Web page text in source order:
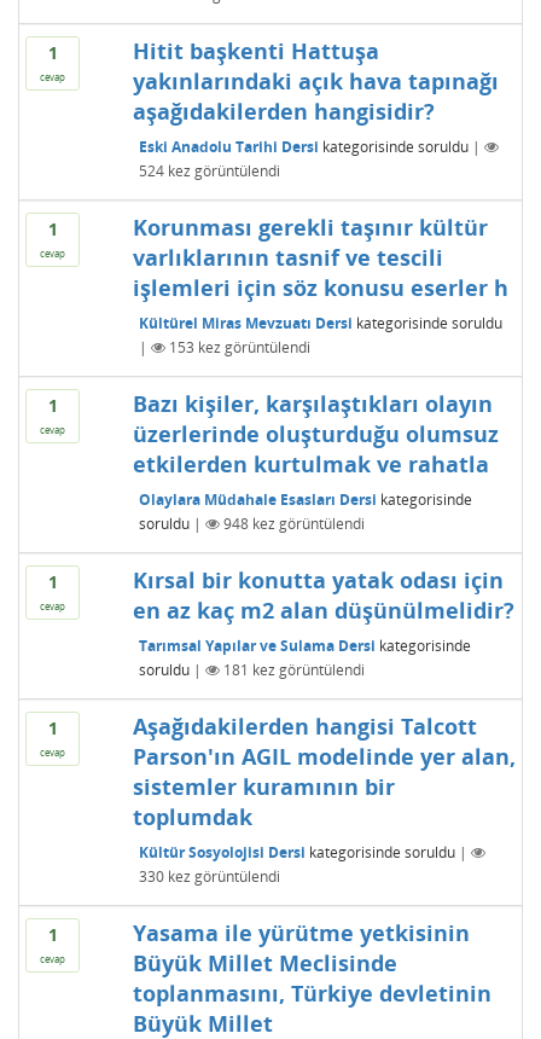
1
cevap
Hitit başkenti Hattuşa
yakınlarındaki açık hava tapınağı
aşağıdakilerden hangisidir?
Eski Anadolu Tarihi Dersi kategorisinde soruldu |
524kez görüntülendi
1
cevap
Korunması gerekli taşınır kültür
varlıklarının tasnif ve tescili
işlemleri için söz konusu eserler h
Kültürel Miras Mevzuatı Dersi kategorisinde soruldu
|
153 kez görüntülendi
1
cevap
Bazı kişiler, karşılaştıkları olayın
üzerlerinde oluşturduğu olumsuz
etkilerden kurtulmak ve rahatla
Olaylara Müdahale Esasları Dersi kategorisinde
soruldu | 948kez görüntülendi
1
cevap
Kırsal bir konutta yatak odası için
en az kaç m2 alan düşünülmelidir?
Tarımsal Yapılar ve Sulama Dersi kategorisinde
soruldu | 181 kez görüntülendi
1
cevap
Aşağıdakilerden hangisi Talcott
Parson'ın AGIL modelinde yer alan,
sistemler kuramının bir
toplumdak
Kültür Sosyolojisi Dersi kategorisinde soruldu |
330kez görüntülendi
1
cevap
Yasama ile yürütme yetkisinin
Büyük Millet Meclisinde
toplanmasını, Türkiye devletinin
Büyük Millet